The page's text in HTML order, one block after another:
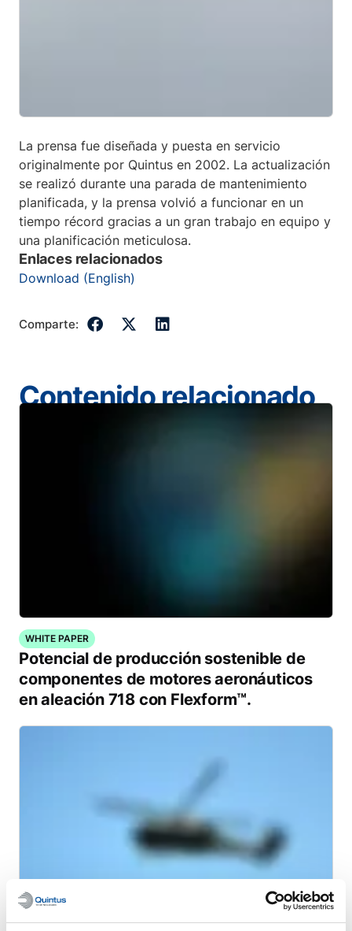
La prensa fue diseñada y puesta en servicio
originalmente por Quintus en 2002. La actualización
se realizó durante una parada de mantenimiento
planificada, y la prensa volvió a funcionar en un
tiempo récord gracias a un gran trabajo en equipo y
una planificación meticulosa.
Enlaces relacionados
Download (English)
Comparte:
Contenido relacionado
WHITE PAPER
Potencial de producción sostenible de
componentes de motores aeronáuticos
en aleación 718 con Flexform™.